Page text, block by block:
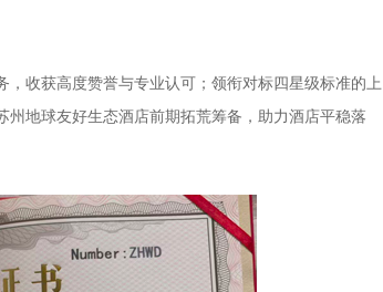
收获高度赞誉与专业认可；领衔对标四星级标准的上
地球友好生态酒店前期拓荒筹备，助力酒店平稳落